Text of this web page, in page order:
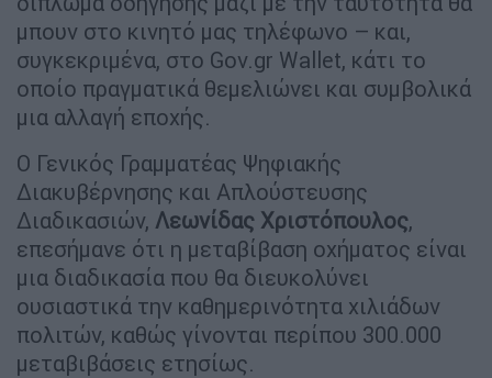
μπουν στο κινητό μας τηλέφωνο – και,
συγκεκριμένα, στο Gov.gr Wallet, κάτι το
οποίο πραγματικά θεμελιώνει και συμβολικά
μια αλλαγή εποχής.
Ο Γενικός Γραμματέας Ψηφιακής
Διακυβέρνησης και Απλούστευσης
Διαδικασιών, Λεωνίδας Χριστόπουλος,
επεσήμανε ότι η μεταβίβαση οχήματος είναι
μια διαδικασία που θα διευκολύνει
ουσιαστικά την καθημερινότητα χιλιάδων
πολιτών, καθώς γίνονται περίπου 300.000
μεταβιβάσεις ετησίως.